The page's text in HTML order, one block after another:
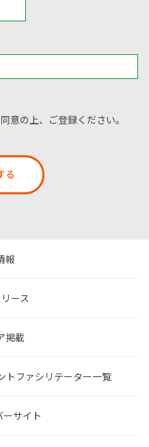
意の上、ご登録ください。
る
報
ース
掲載
トファシリテーター一覧
ーサイト